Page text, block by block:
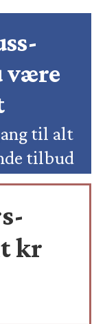
være
til alt
tilbud
kr